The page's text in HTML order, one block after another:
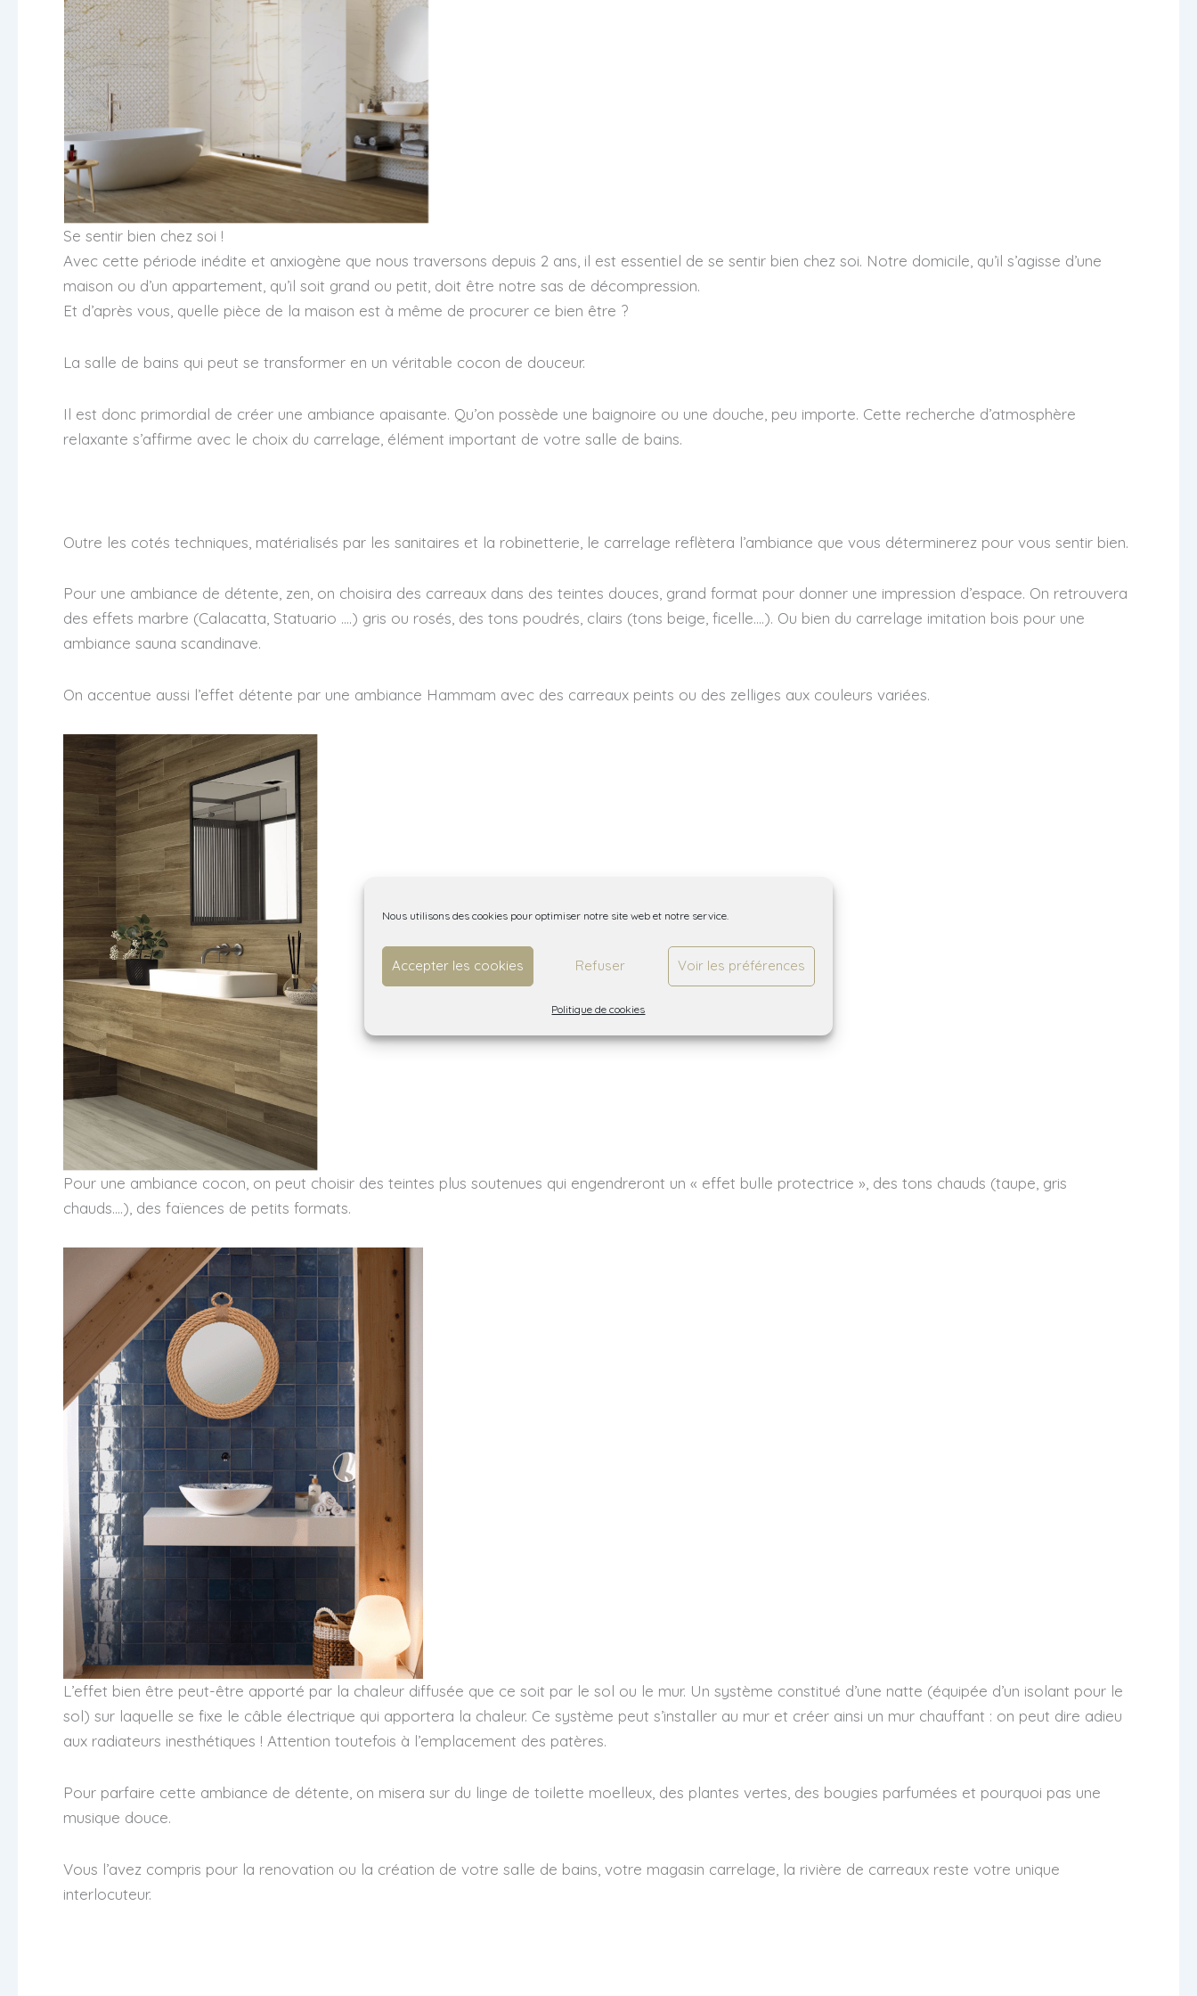
Nous utilisons des cookies pour optimiser notre site web et notre service.
Accepter les cookies Refuser Voir les préférences
Politique de cookies
Se sentir bien chez soi !
Avec cette période inédite et anxiogène que nous traversons depuis 2 ans, il est essentiel de se sentir bien chez soi. Notre domicile, qu’il s’agisse d’une
maison ou d’un appartement, qu’il soit grand ou petit, doit être notre sas de décompression.
Et d’après vous, quelle pièce de la maison est à même de procurer ce bien être ?
La salle de bains qui peut se transformer en un véritable cocon de douceur.
Il est donc primordial de créer une ambiance apaisante. Qu’on possède une baignoire ou une douche, peu importe. Cette recherche d’atmosphère
relaxante s’affirme avec le choix du carrelage, élément important de votre salle de bains.
Outre les cotés techniques, matérialisés par les sanitaires et la robinetterie, le carrelage reflètera l’ambiance que vous déterminerez pour vous sentir bien.
Pour une ambiance de détente, zen, on choisira des carreaux dans des teintes douces, grand format pour donner une impression d’espace. On retrouvera
des effets marbre (Calacatta, Statuario ….) gris ou rosés, des tons poudrés, clairs (tons beige, ficelle….). Ou bien du carrelage imitation bois pour une
ambiance sauna scandinave.
On accentue aussi l’effet détente par une ambiance Hammam avec des carreaux peints ou des zelliges aux couleurs variées.
Pour une ambiance cocon, on peut choisir des teintes plus soutenues qui engendreront un « effet bulle protectrice », des tons chauds (taupe, gris
chauds….), des faïences de petits formats.
L’effet bien être peut-être apporté par la chaleur diffusée que ce soit par le sol ou le mur. Un système constitué d’une natte (équipée d’un isolant pour le
sol) sur laquelle se fixe le câble électrique qui apportera la chaleur. Ce système peut s’installer au mur et créer ainsi un mur chauffant : on peut dire adieu
aux radiateurs inesthétiques ! Attention toutefois à l’emplacement des patères.
Pour parfaire cette ambiance de détente, on misera sur du linge de toilette moelleux, des plantes vertes, des bougies parfumées et pourquoi pas une
musique douce.
Vous l’avez compris pour la renovation ou la création de votre salle de bains, votre magasin carrelage, la rivière de carreaux reste votre unique
interlocuteur.